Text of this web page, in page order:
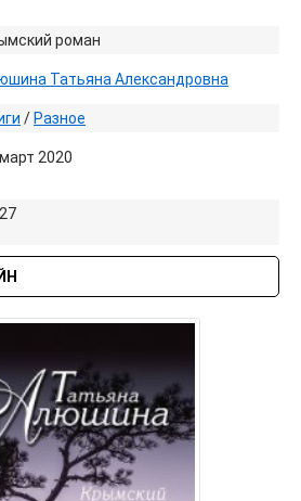
роман
Татьяна Александровна
/ Разное
2020